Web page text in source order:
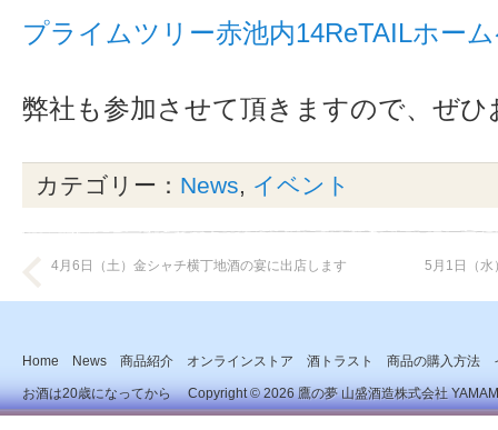
プライムツリー赤池内14ReTAILホー
弊社も参加させて頂きますので、ぜ
カテゴリー： News, イベント
4月6日（土）金シャチ横丁地酒の宴に出店します 5月1日（
Home News 商品紹介 オンラインストア 酒トラスト 商品の購入方法
お酒は20歳になってから Copyright © 2026鷹の夢 山盛酒造株式会社